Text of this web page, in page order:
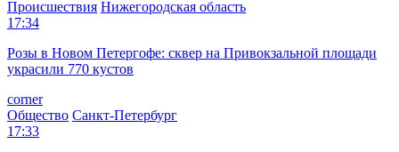
Происшествия Нижегородская область
17:34
Розы в Новом Петергофе: сквер на Привокзальной площади
украсили 770 кустов
corner
Общество Санкт-Петербург
17:33